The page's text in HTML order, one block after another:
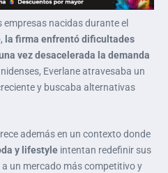
nacidas durante el
la firma enfrentó dificultades
vez desacelerada la demanda
Everlane atravesaba un
y buscaba alternativas
además en un contexto donde
y lifestyle intentan redefinir sus
un mercado más competitivo y